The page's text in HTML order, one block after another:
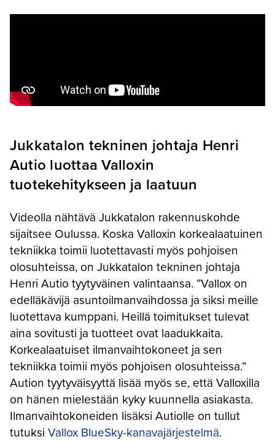
Jukkatalon tekninen johtaja Henri
Autio luottaa Valloxin
tuotekehitykseen ja laatuun
Videolla nähtävä Jukkatalon rakennuskohde
sijaitsee Oulussa. Koska Valloxin korkealaatuinen
tekniikka toimii luotettavasti myös pohjoisen
olosuhteissa, on Jukkatalon tekninen johtaja
Henri Autio tyytyväinen valintaansa. ”Vallox on
edelläkävijä asuntoilmanvaihdossa ja siksi meille
luotettava kumppani. Heillä toimitukset tulevat
aina sovitusti ja tuotteet ovat laadukkaita.
Korkealaatuiset ilmanvaihtokoneet ja sen
tekniikka toimii myös pohjoisen olosuhteissa.”
Aution tyytyväisyyttä lisää myös se, että Valloxilla
on hänen mielestään kyky kuunnella asiakasta.
Ilmanvaihtokoneiden lisäksi Autiolle on tullut
tutuksi Vallox BlueSky-kanavajärjestelmä.